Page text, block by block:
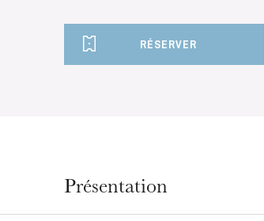
RÉSERVER
Présentation